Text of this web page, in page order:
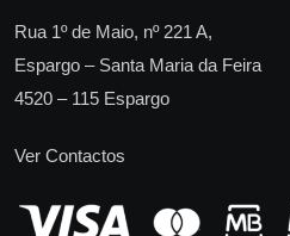
Rua 1º de Maio, nº 221 A,
Espargo – Santa Maria da Feira
4520 – 115 Espargo
Ver Contactos